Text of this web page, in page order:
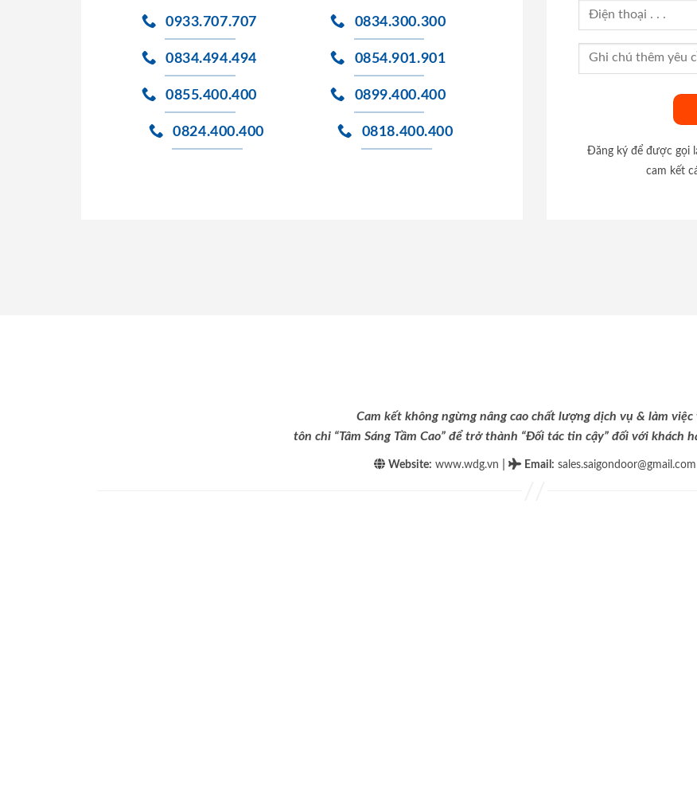
0933.707.707
0834.494.494
0855.400.400
0824.400.400
0834.300.300
0854.901.901
0899.400.400
0818.400.400
Đăng ký để được gọi
cam kết
Cam kết không ngừng nâng cao chất lượng dịch vụ & làm việc
tôn chỉ “Tâm Sáng Tầm Cao” để trở thành “Đối tác tin cậy” đối với khách
Website: www.wdg.vn Email : sales.saigondoor@gmail.com